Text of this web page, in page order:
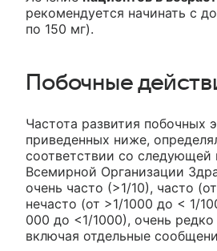
рекомендуется начинать с
по 150 мг).
Побочные
Частота развития побочных
приведенных ниже,
соответствии со следующей
Всемирной Организации
очень часто (>1/10), часто
нечасто (от >1/1000 до < 1/
000 до <1/1000), очень
включая отдельные